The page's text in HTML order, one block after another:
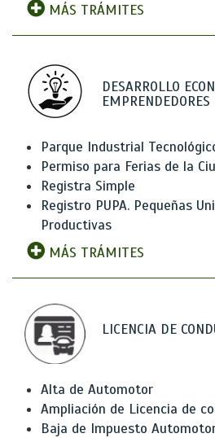
MÁS TRÁMITES
DESARROLLO
EMPRENDEDORES
Parque Industrial
Permiso para Ferias de la
Registra Simple
Registro PUPA. Pequeñas
Productivas
MÁS TRÁMITES
LICENCIA DE
Alta de Automotor
Ampliación de Licencia de
Baja de Impuesto